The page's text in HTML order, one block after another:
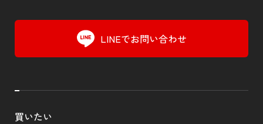
LINEでお問い合わせ
買いたい